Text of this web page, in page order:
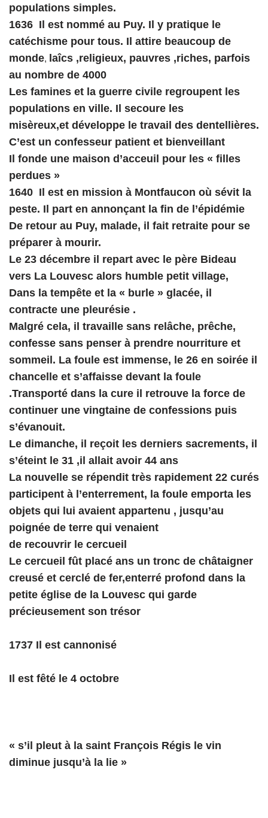
populations simples.
1636 Il est nommé au Puy. Il y pratique le
catéchisme pour tous. Il attire beaucoup de
monde, laîcs ,religieux, pauvres ,riches, parfois
au nombre de 4000
Les famines et la guerre civile regroupent les
populations en ville. Il secoure les
misèreux,et développe le travail des dentellières.
C’est un confesseur patient et bienveillant
Il fonde une maison d’acceuil pour les « filles
perdues »
1640 Il est en mission à Montfaucon où sévit la
peste. Il part en annonçant la fin de l’épidémie
De retour au Puy, malade, il fait retraite pour se
préparer à mourir.
Le 23 décembre il repart avec le père Bideau
vers La Louvesc alors humble petit village,
Dans la tempête et la « burle » glacée, il
contracte une pleurésie .
Malgré cela, il travaille sans relâche, prêche,
confesse sans penser à prendre nourriture et
sommeil. La foule est immense, le 26 en soirée il
chancelle et s’affaisse devant la foule
.Transporté dans la cure il retrouve la force de
continuer une vingtaine de confessions puis
s’évanouit.
Le dimanche, il reçoit les derniers sacrements, il
s’éteint le 31 ,il allait avoir 44 ans
La nouvelle se répendit très rapidement 22 curés
participent à l’enterrement, la foule emporta les
objets qui lui avaient appartenu , jusqu’au
poignée de terre qui venaient
de recouvrir le cercueil
Le cercueil fût placé ans un tronc de châtaigner
creusé et cerclé de fer,enterré profond dans la
petite église de la Louvesc qui garde
précieusement son trésor
1737 Il est cannonisé
Il est fêté le 4 octobre
« s’il pleut à la saint François Régis le vin
diminue jusqu’à la lie »